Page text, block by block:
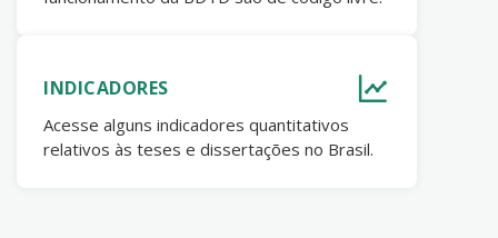
INDICADORES
Acesse alguns indicadores quantitativos
relativos às teses e dissertações no Brasil.